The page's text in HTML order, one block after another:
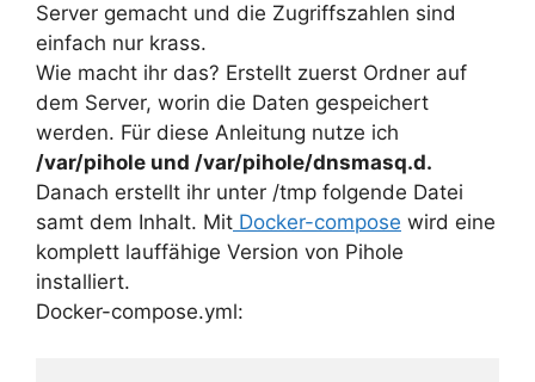
Server gemacht und die Zugriffszahlen sind
einfach nur krass.
Wie macht ihr das? Erstellt zuerst Ordner auf
dem Server, worin die Daten gespeichert
werden. Für diese Anleitung nutze ich
/var/pihole und /var/pihole/dnsmasq.d.
Danach erstellt ihr unter /tmp folgende Datei
samt dem Inhalt. Mit Docker-compose wird eine
komplett lauffähige Version von Pihole
installiert.
Docker-compose.yml: